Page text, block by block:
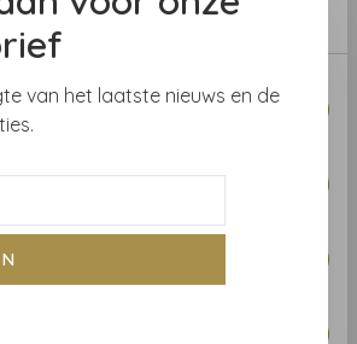
Kom langs in onze
producten BACK TO HOME
van het laatste nieuws en de